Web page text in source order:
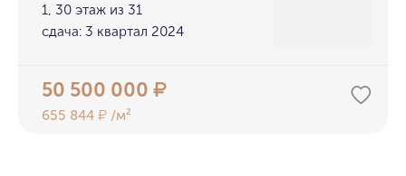
1, 30 этаж из 31
сдача: 3 квартал 2024
50 500 000₽
655 844₽ /м²